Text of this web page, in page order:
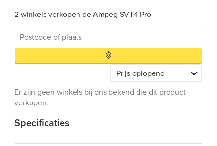
2 winkels verkopen de Ampeg SVT4 Pro
Er zijn geen winkels bij ons bekend die dit product
verkopen.
Specificaties